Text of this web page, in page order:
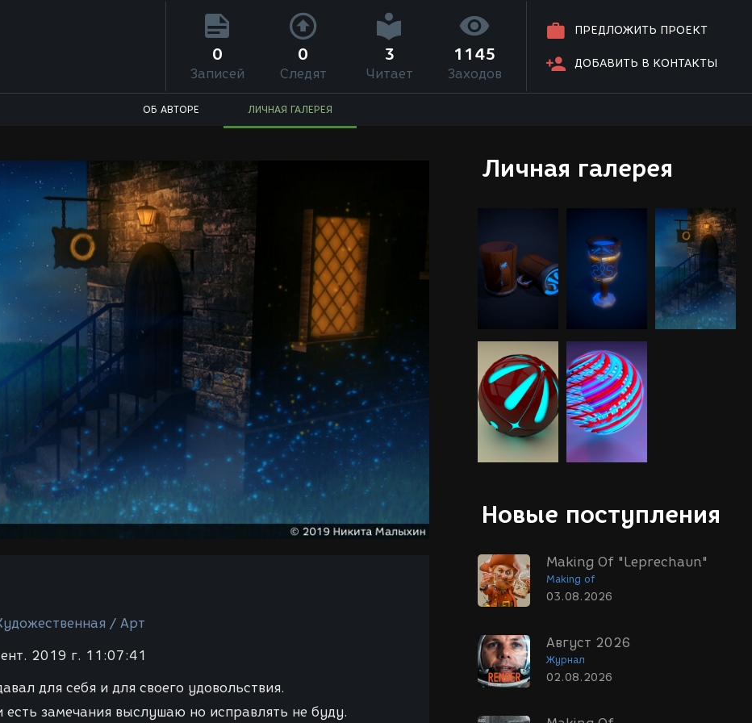
ПРЕДЛОЖИТЬ ПРОЕКТ
ДОБАВИТЬ В КОНТАКТЫ
0
Записей
0
Следят
3
Читает
1145
Заходов
ОБ АВТОРЕ ЛИЧНАЯ ГАЛЕРЕЯ
Личная галерея
Новые поступления
Making Of "Leprechaun"
Making of
03.08.2026
Август 2026
Журнал
02.08.2026
/ Арт
2019 г. 11:07:41
для себя и для своего удовольствия.
есть замечания выслушаю но исправлять не буду.